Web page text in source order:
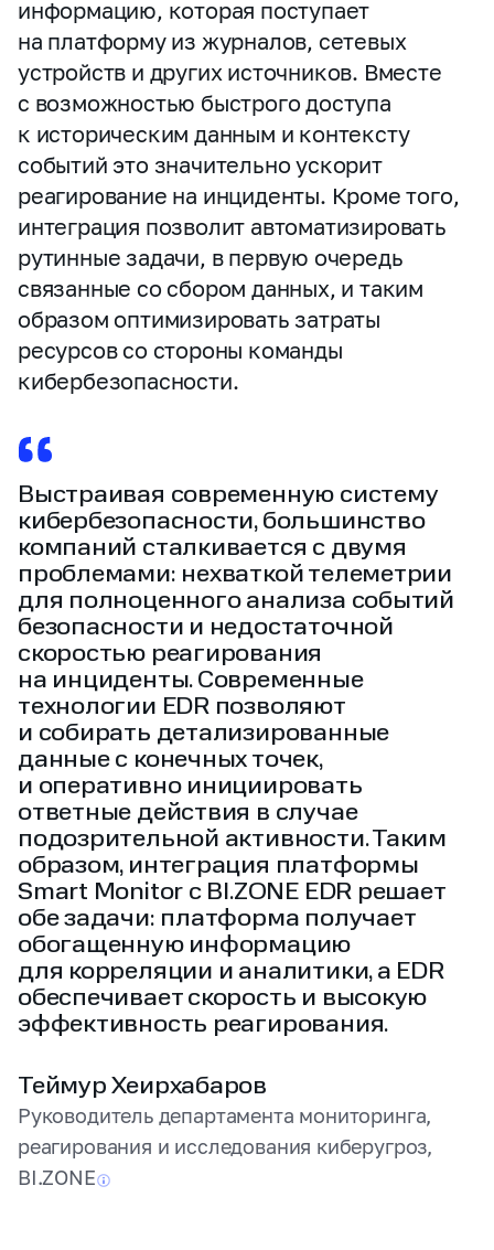
информацию, которая поступает
на платформу из журналов, сетевых
устройств и других источников. Вместе
с возможностью быстрого доступа
к историческим данным и контексту
событий это значительно ускорит
реагирование на инциденты. Кроме того,
интеграция позволит автоматизировать
рутинные задачи, в первую очередь
связанные со сбором данных, и таким
образом оптимизировать затраты
ресурсов со стороны команды
кибербезопасности.
Выстраивая современную систему
кибербезопасности, большинство
компаний сталкивается с двумя
проблемами: нехваткой телеметрии
для полноценного анализа событий
безопасности и недостаточной
скоростью реагирования
на инциденты. Современные
технологии EDR позволяют
и собирать детализированные
данные с конечных точек,
и оперативно инициировать
ответные действия в случае
подозрительной активности. Таким
образом, интеграция платформы
Smart Monitor с BI.ZONE EDR решает
обе задачи: платформа получает
обогащенную информацию
для корреляции и аналитики, а EDR
обеспечивает скорость и высокую
эффективность реагирования.
Теймур Хеирхабаров
Руководитель департамента мониторинга,
реагирования и исследования киберугроз,
BI.ZONE